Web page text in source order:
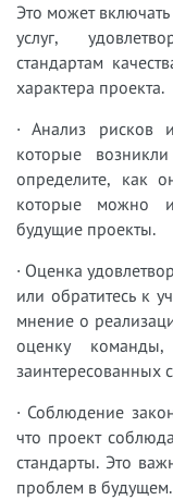
Это может
услуг,
стандартам
характера проекта.
· Анализ рисков
которые
определите, как
которые можно
будущие проекты.
· Оценка
или обратитесь к
мнение о
оценку
заинтересованных
· Соблюдение
что проект
стандарты. Это
проблем в будущем.